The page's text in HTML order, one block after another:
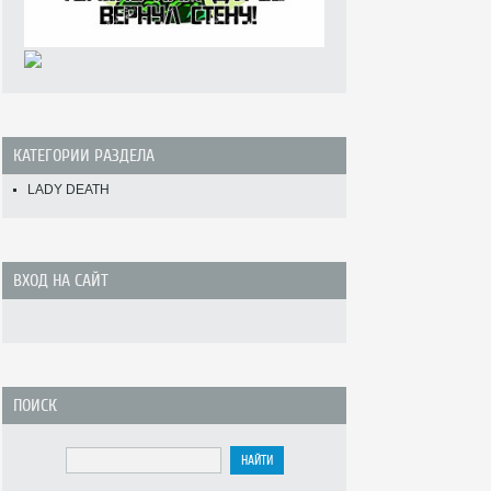
КАТЕГОРИИ РАЗДЕЛА
LADY DEATH
ВХОД НА САЙТ
ПОИСК